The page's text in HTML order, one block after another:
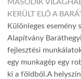
MÁSODIK
KERÜLT ELŐ A
Különleges esemény
Alapítvány
fejlesztési
egy munkagép egy
ki a földből.A